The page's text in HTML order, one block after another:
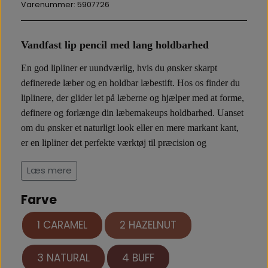
Varenummer: 5907726
Vandfast lip pencil med lang holdbarhed
En god lipliner er uundværlig, hvis du ønsker skarpt
definerede læber og en holdbar læbestift. Hos os finder du
liplinere, der glider let på læberne og hjælper med at forme,
definere og forlænge din læbemakeups holdbarhed. Uanset
om du ønsker et naturligt look eller en mere markant kant,
er en lipliner det perfekte værktøj til præcision og
Enbrun liplinerer et alsidigt valg, der passer til mange
læbefarver. Den giver et blødt og naturligt look, der kan
bruges alene eller sammen med en nude eller brun læbestift.
Brun lipliner er perfekt til daglig brug og skaber et
Læs mere
Farve
1 CARAMEL 2 HAZELNUT
3 NATURAL 4 BUFF